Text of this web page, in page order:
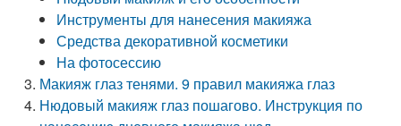
Инструменты для нанесения макияжа
Средства декоративной косметики
На фотосессию
Макияж глаз тенями. 9 правил макияжа глаз
Нюдовый макияж глаз пошагово. Инструкция по